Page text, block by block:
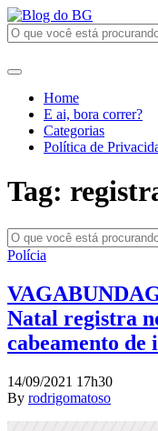
Home
E ai, bora correr?
Categorias
Política de
Tag:
Polícia
Natal registra
cabeamento
14/09/2021 17h30
By rodrigomatoso